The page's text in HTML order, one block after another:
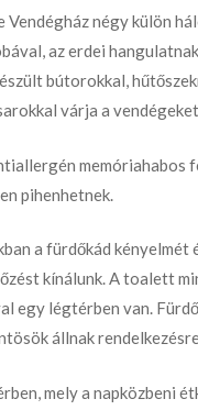
Vendégház négy külön
az erdei
bútorokkal,
várja a
memóriahabos
pihenhetnek.
a fürdőkád kényelmét
kínálunk. A toalett
egy légtérben van.
állnak
mely a napközbeni